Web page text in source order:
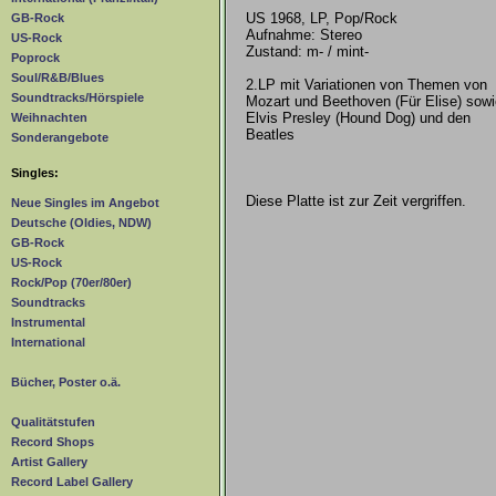
GB-Rock
US-Rock
Poprock
Soul/R&B/Blues
Soundtracks/Hörspiele
Weihnachten
Sonderangebote
Singles:
Neue Singles im Angebot
Deutsche (Oldies, NDW)
GB-Rock
US-Rock
Rock/Pop (70er/80er)
Soundtracks
Instrumental
International
Bücher, Poster o.ä.
Qualitätstufen
Record Shops
Artist Gallery
Record Label Gallery
US 1968, LP, Pop/Rock
Aufnahme: Stereo
Zustand: m- / mint-
2.LP mit Variationen von Themen von
Mozart und Beethoven (Für Elise)
Elvis Presley (Hound Dog) und den
Beatles
Diese Platte ist zur Zeit vergriffen.